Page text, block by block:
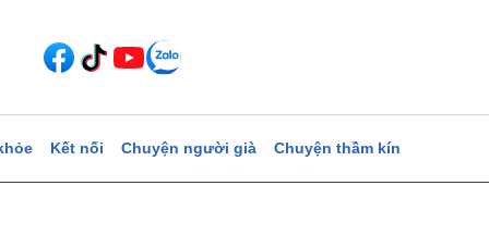
Kết nối Chuyện người già Chuyện thầm kín